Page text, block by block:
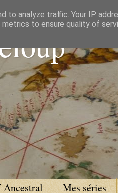
Ancestral Mes séries
to analyze traffic. Your IP
to ensure quality of